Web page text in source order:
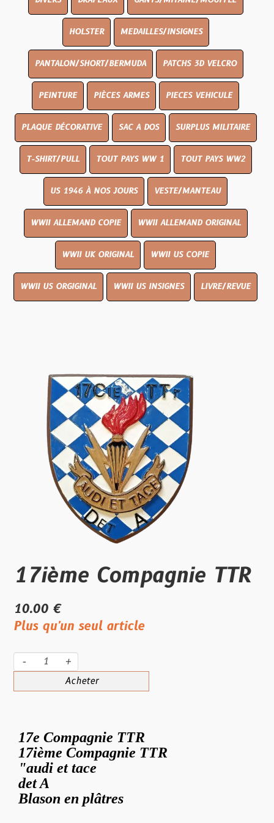
HOLSTER MEDAILLES/INSIGNES
PANTALON/SHORT/BERMUDA PATCHS 3D VELCRO
PEINTURE PIÈCES ARMES PIECES VEHICULE
PLAQUE DÉCORATIVE SAC A DOS SURPLUS MILITAIRE
T-SHIRT/PULL TOUT PAYS WW 1 TOUT PAYS WW2
US 1946 À NOS JOURS VESTE/MANTEAU
WWII ALLEMAND COPIE WWII ALLEMAND ORIGINAL
WWII UK ORIGINAL WWII US COPIE
WWII US ORGIGINAL WWII US INSIGNES LIVRE/REVUE
17ième Compagnie TTR
10.00 €
Plus qu'un seul article
- +
Acheter
17e Compagnie TTR
17ième Compagnie TTR
"audi et tace
det A
Blason en plâtres